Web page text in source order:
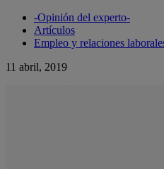
-Opinión del experto-
Artículos
Empleo y relaciones
11 abril, 2019